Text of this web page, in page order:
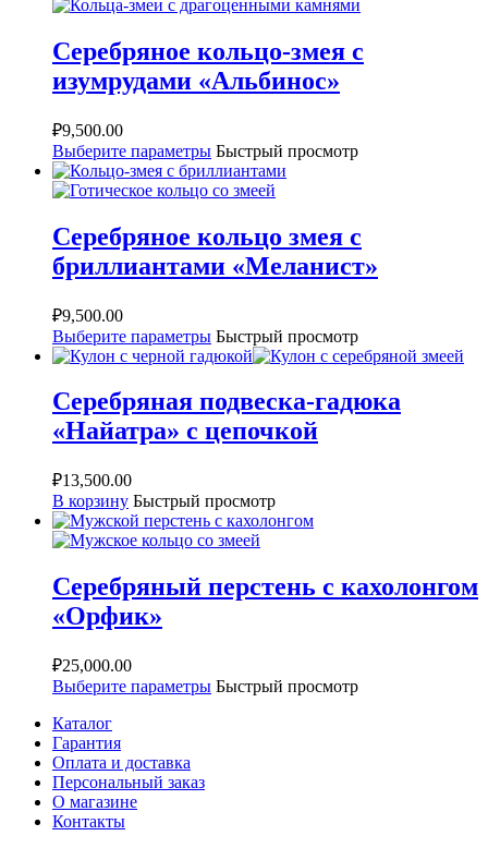
Серебряное кольцо-змея с
изумрудами «Альбинос»
₽9,500.00
Выберите параметры Быстрый просмотр
Серебряное кольцо змея с
бриллиантами «Меланист»
₽9,500.00
Выберите параметры Быстрый просмотр
Серебряная подвеска-гадюка
«Найатра» с цепочкой
₽13,500.00
В корзину Быстрый просмотр
Серебряный перстень с кахолонгом
«Орфик»
₽25,000.00
Выберите параметры Быстрый просмотр
Каталог
Гарантия
Оплата и доставка
Персональный заказ
О магазине
Контакты